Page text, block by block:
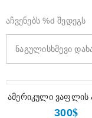
აჩვენებს %d შედეგს
ნაგულისხმევი
ამერიკული ვაფლის
300$